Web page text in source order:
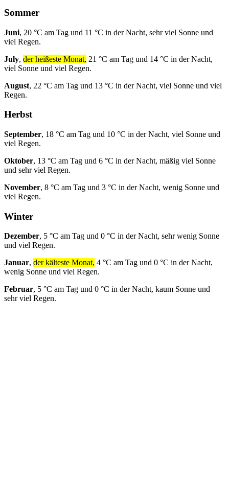
Sommer
Juni, 20 °C am Tag und 11 °C in der Nacht, sehr viel Sonne und
viel Regen.
July, der heißeste Monat, 21 °C am Tag und 14 °C in der Nacht,
viel Sonne und viel Regen.
August, 22 °C am Tag und 13 °C in der Nacht, viel Sonne und viel
Regen.
Herbst
September, 18 °C am Tag und 10 °C in der Nacht, viel Sonne und
viel Regen.
Oktober, 13 °C am Tag und 6 °C in der Nacht, mäßig viel Sonne
und sehr viel Regen.
November, 8 °C am Tag und 3 °C in der Nacht, wenig Sonne und
viel Regen.
Winter
Dezember, 5 °C am Tag und 0 °C in der Nacht, sehr wenig Sonne
und viel Regen.
Januar, der kälteste Monat, 4 °C am Tag und 0 °C in der Nacht,
wenig Sonne und viel Regen.
Februar, 5 °C am Tag und 0 °C in der Nacht, kaum Sonne und
sehr viel Regen.